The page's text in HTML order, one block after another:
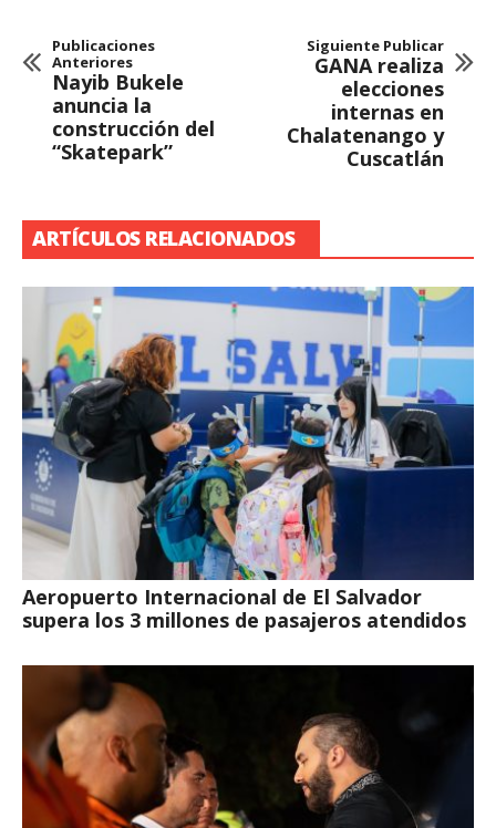
Publicaciones
Anteriores
Nayib Bukele
anuncia la
construcción del
“Skatepark”
Siguiente Publicar
GANA realiza
elecciones
internas en
Chalatenango y
Cuscatlán
ARTÍCULOS RELACIONADOS
Aeropuerto Internacional de El Salvador
supera los 3 millones de pasajeros atendidos